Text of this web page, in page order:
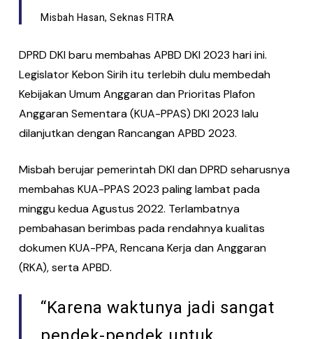
Misbah Hasan, Seknas FITRA
DPRD DKI baru membahas APBD DKI 2023 hari ini.
Legislator Kebon Sirih itu terlebih dulu membedah
Kebijakan Umum Anggaran dan Prioritas Plafon
Anggaran Sementara (KUA-PPAS) DKI 2023 lalu
dilanjutkan dengan Rancangan APBD 2023.
Misbah berujar pemerintah DKI dan DPRD seharusnya
membahas KUA-PPAS 2023 paling lambat pada
minggu kedua Agustus 2022. Terlambatnya
pembahasan berimbas pada rendahnya kualitas
dokumen KUA-PPA, Rencana Kerja dan Anggaran
(RKA), serta APBD.
“Karena waktunya jadi sangat